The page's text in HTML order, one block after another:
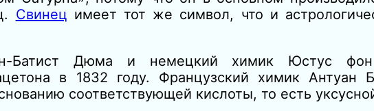
Свинец имеет тот же символ, что и
Батист Дюма и немецкий химик Юстус фон
в 1832 году. Французский химик Антуан
соответствующей кислоты, то есть